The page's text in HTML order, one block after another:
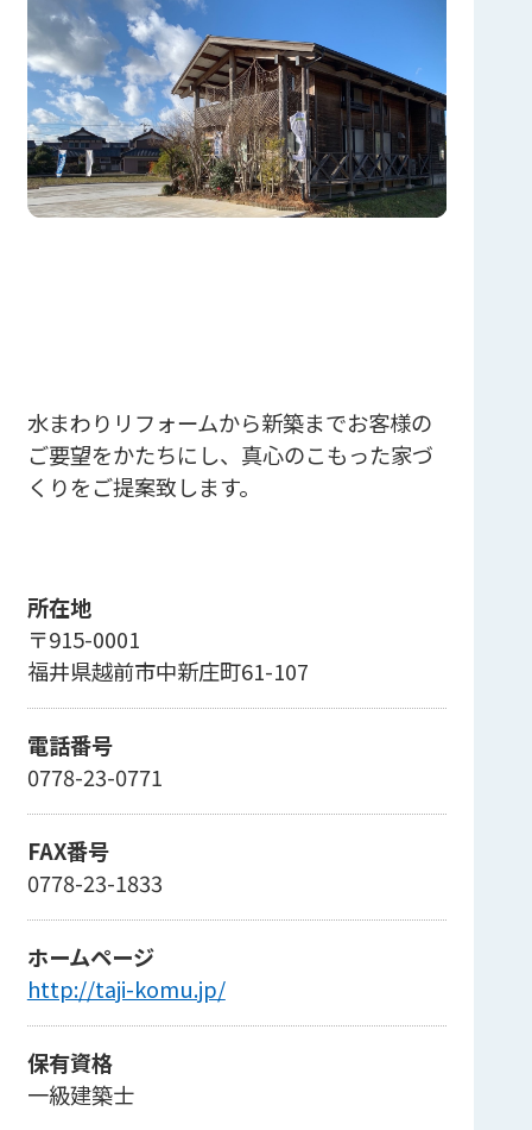
水まわりリフォームから新築までお客様の
ご要望をかたちにし、真心のこもった家づ
くりをご提案致します。
所在地
〒915-0001
福井県越前市中新庄町61-107
電話番号
0778-23-0771
FAX番号
0778-23-1833
ホームページ
http://taji-komu.jp/
保有資格
一級建築士